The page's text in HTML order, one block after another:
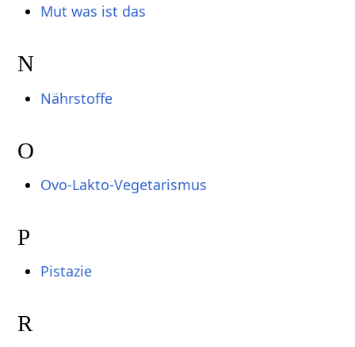
Mut was ist das
N
Nährstoffe
O
Ovo-Lakto-Vegetarismus
P
Pistazie
R